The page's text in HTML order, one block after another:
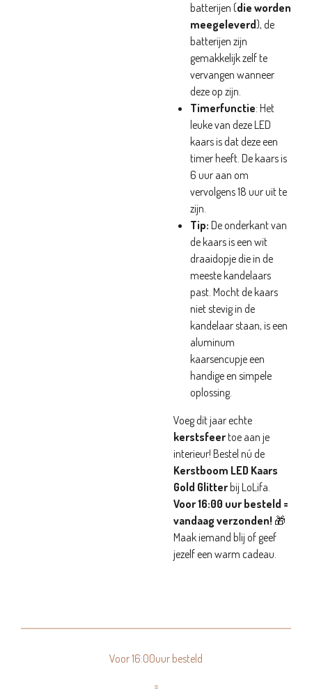
batterijen (die worden
meegeleverd), de
batterijen zijn
gemakkelijk zelf te
vervangen wanneer
deze op zijn.
Timerfunctie: Het
leuke van deze LED
kaars is dat deze een
timer heeft. De kaars is
6 uur aan om
vervolgens 18 uur uit te
zijn.
Tip: De onderkant van
de kaars is een wit
draaidopje die in de
meeste kandelaars
past. Mocht de kaars
niet stevig in de
kandelaar staan, is een
aluminum
kaarsencupje een
handige en simpele
oplossing.
Voeg dit jaar echte
kerstsfeertoe aan je
interieur! Bestel nú de
Kerstboom LED Kaars
Gold Glitter bij LoLifa.
Voor 16:00 uur besteld =
vandaag verzonden! 🎁
Maak iemand blij of geef
jezelf een warm cadeau.
Voor 16:00uur besteld
=